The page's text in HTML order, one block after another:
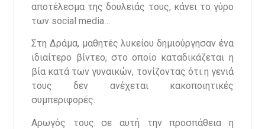
αποτέλεσμα της δουλειάς τους, κάνει το γύρο
των social media…
Στη Δράμα, μαθητές λυκείου δημιούργησαν ένα
ιδιαίτερο βίντεο, στο οποίο καταδικάζεται η
βία κατά των γυναικών, τονίζοντας ότι η γενιά
τους δεν ανέχεται κακοποιητικές
συμπεριφορές.
Αρωγός τους σε αυτή την προσπάθεια η